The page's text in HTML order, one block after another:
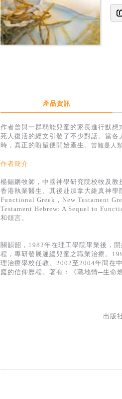
產品資訊
作者曾與一群弱能兒童的家長進行默
死人復活的經文引發了不少對話。當
時，真正的盼望便開始產生。 苦難是人
作者簡介
楊錫鏘牧師，中國神學研究院校牧及
香港執業醫生。其後赴加拿大維真神
Functional Greek，New Testament
Testament Hebrew: A Sequel to
和頌言。
關韻韶，1982年在理工學院畢業後，
程，專研發展遲緩兒童之職業治療。
理治療學校任教。2002至2004年間在
庭的信仰歷程。著有：《戰地情─生命
出版